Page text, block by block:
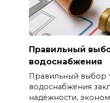
Правильный
водоснабжения
Правильный выбор
водоснабжения
надёжности,